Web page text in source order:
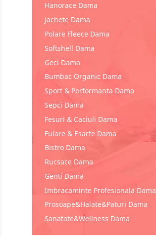
Hanorace Dama
Jachete Dama
Polare Fleece Dama
Softshell Dama
Geci Dama
Bumbac Organic Dama
Sport & Performanta Dama
Sepci Dama
Fesuri & Caciuli Dama
Fulare & Esarfe Dama
Bistro Dama
Rucsace Dama
Genti Dama
Imbracaminte Profesionala Dama
Prosoape&Halate&Paturi Dama
Sanatate&Wellness Dama